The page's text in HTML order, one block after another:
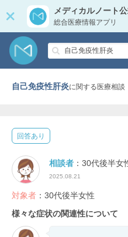
メディカルノート
総合医療情報アプリ
自己免疫性肝炎に関する医療相談
回答あり
相談者 ：30代後半女
2025.08.21
対象者 ：30代後半女性
様々な症状の関連性について